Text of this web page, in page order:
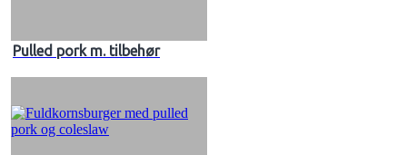
Pulled pork m. tilbehør